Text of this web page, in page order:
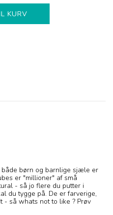
KURV
børn og barnlige sjæle er
er "millioner" af små
- så jo flere du putter i
du tygge på. De er farverige,
- så whats not to like ? Prøv